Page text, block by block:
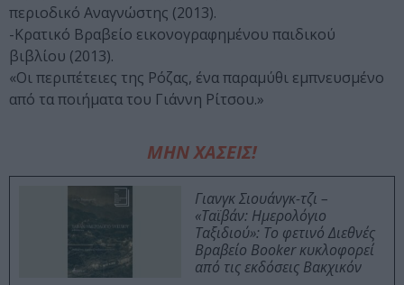
περιοδικό Αναγνώστης (2013).
-Κρατικό Βραβείο εικονογραφημένου παιδικού
βιβλίου (2013).
«Οι περιπέτειες της Ρόζας, ένα παραμύθι εμπνευσμένο
από τα ποιήματα του Γιάννη Ρίτσου.»
ΜΗΝ ΧΑΣΕΙΣ!
Γιανγκ Σιουάνγκ-τζι –
«Ταϊβάν: Ημερολόγιο
Ταξιδιού»: Το φετινό Διεθνές
Βραβείο Booker κυκλοφορεί
από τις εκδόσεις Βακχικόν